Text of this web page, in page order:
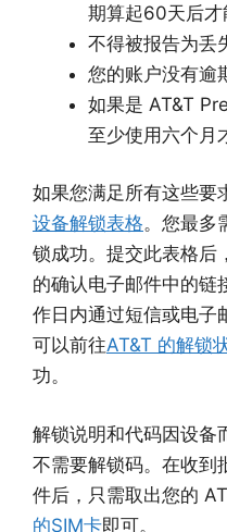
期算起60天后才
不得被报告为丢
您的账户没有逾
如果是 AT&T
至少使用六个月
如果您满足所有这些要
设备解锁表格。您最多
锁成功。提交此表格后
的确认电子邮件中的链
作日内通过短信或电子
可以前往AT&T 的解锁
功。
解锁说明和代码因设
不需要解锁码。在收到
件后，只需取出您的
的SIM卡即可。